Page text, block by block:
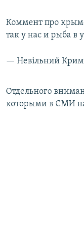
Коммент про
так у нас и рыба в
— Невільний
Отдельного
которыми в СМИ